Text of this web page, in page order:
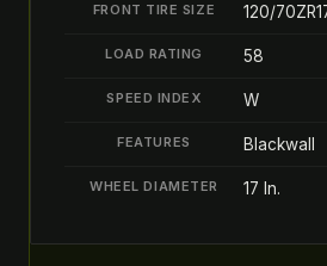
FRONT TIRE SIZE 120/
LOAD RATING 58
SPEED INDEX W
FEATURES Blackwall
WHEEL DIAMETER 17 In.